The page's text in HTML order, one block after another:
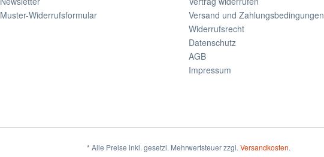
Muster-Widerrufsformular
Versand und Zahlungsbedingungen
Widerrufsrecht
Datenschutz
AGB
Impressum
* Alle Preise inkl. gesetzl. Mehrwertsteuer zzgl. Versandkosten.